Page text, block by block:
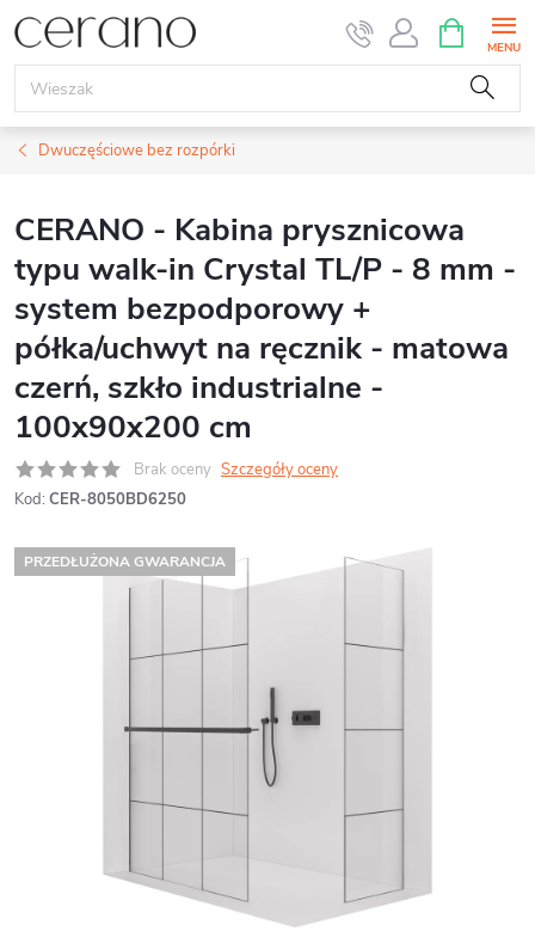
Przejść
do
treści
KOSZYK
Dwuczęściowe bez rozpórki
CERANO - Kabina prysznicowa
typu walk-in Crystal TL/P - 8 mm -
system bezpodporowy +
półka/uchwyt na ręcznik - matowa
czerń, szkło industrialne -
100x90x200 cm
Brak oceny Szczegóły oceny
Kod: CER-8050BD6250
PRZEDŁUŻONA GWARANCJA